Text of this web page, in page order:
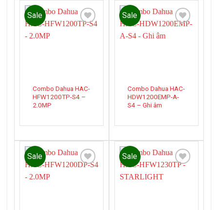
Sale
Combo Dahua HAC-
HFW1200TP-S4 –
2.0MP
Sale
Combo Dahua HAC-
HDW1200EMP-A-
S4 – Ghi âm
Sale Sale